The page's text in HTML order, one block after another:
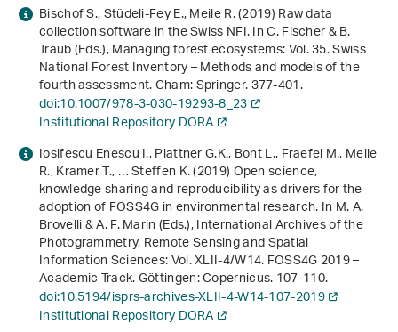
Bischof S., Stüdeli-Fey E., Meile R. (2019) Raw data
collection software in the Swiss NFI. In C. Fischer & B.
Traub (Eds.),Managing forest ecosystems: Vol. 35.Swiss
National Forest Inventory – Methods and models of the
fourth assessment. Cham: Springer. 377-401.
doi:10.1007/978-3-030-19293-8_23
Institutional Repository DORA
Iosifescu Enescu I., Plattner G.K., Bont L., Fraefel M., Meile
R., Kramer T., … Steffen K. (2019)Open science,
knowledge sharing and reproducibility as drivers for the
adoption of FOSS4G in environmental research. In M. A.
Brovelli & A. F. Marin (Eds.),International Archives of the
Photogrammetry, Remote Sensing and Spatial
Information Sciences: Vol. XLII-4/W14.FOSS4G 2019 –
Academic Track. Göttingen: Copernicus. 107-110.
doi:10.5194/isprs-archives-XLII-4-W14-107-2019
Institutional Repository DORA